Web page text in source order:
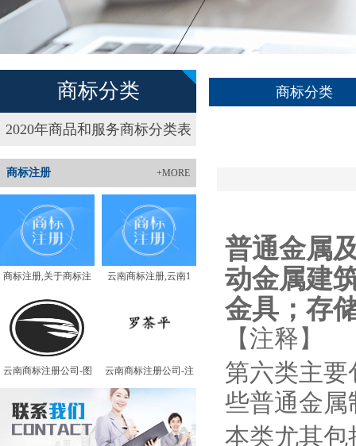
商标分类
2020年商品和服务商标分类表
+MORE
商标注册
商标注册,关于商标注 云南商标注册,云南1
云南商标注册公司-图 云南商标注册公司-注
商标分类
普通金属
动金属建
金具；存
【注释】
第六类主
些普通金属
本类尤其包